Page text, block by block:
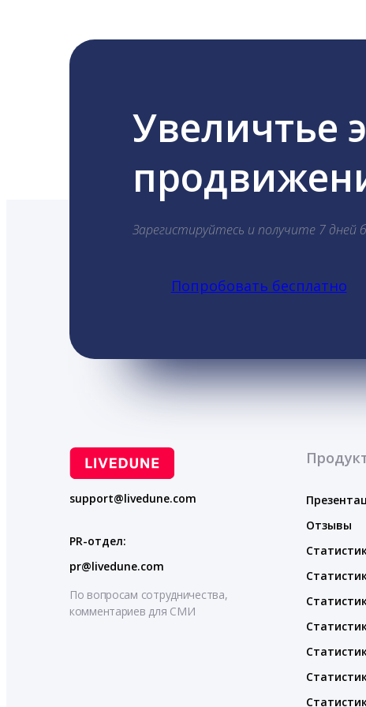
Увеличтье
Зарегистируйтесь и получите 7 дней
Попробовать бесплатно
support@livedune.com
PR-отдел:
pr@livedune.com
По вопросам сотрудничества,
комментариев для СМИ
Отзывы